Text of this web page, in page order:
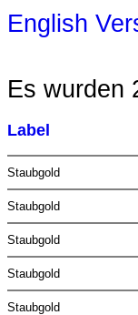
English
Es wurden
Label
Staubgold
Staubgold
Staubgold
Staubgold
Staubgold